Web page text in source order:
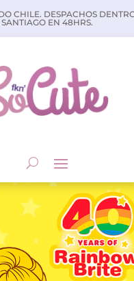
CHILE. DESPACHOS
SANTIAGO EN 48HRS.